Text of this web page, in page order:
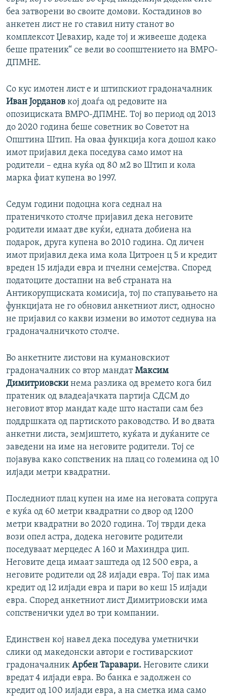
беа затворени во своите домови. Костадинов во
анкетен лист не го ставил ниту станот во
комплексот Џевахир, каде тој и живееше додека
беше пратеник“ се вели во соопштението на ВМРО-
ДПМНЕ.
Со кус имотен лист е и штипскиот градоначалник
Иван Јорданов кој доаѓа од редовите на
опозициската ВМРО-ДПМНЕ. Тој во период од 2013
до 2020 година беше советник во Советот на
Општина Штип. На оваа функција кога дошол како
имот пријавил дека поседува само имот на
родители – една куќа од 80 м2 во Штип и кола
марка фиат купена во 1997.
Седум години подоцна кога седнал на
пратеничкото столче пријавил дека неговите
родители имаат две куќи, едната добиена на
подарок, друга купена во 2010 година. Од личен
имот пријавил дека има кола Цитроен ц 5 и кредит
вреден 15 илјади евра и пчелни семејства. Според
податоците достапни на веб страната на
Антикорупциската комисија, тој по стапувањето на
функцијата не го обновил анкетниот лист, односно
не пријавил со какви измени во имотот седнува на
градоначалничкото столче.
Во анкетните листови на кумановскиот
градоначалник со втор мандатМаксим
Димитриовски нема разлика од времето кога бил
пратеник од владеајачката партија СДСМ до
неговиот втор мандат каде што настапи сам без
поддршката од партиското раководство. И во двата
анкетни листа, земјиштето, куќата и дуќаните се
заведени на име на неговите родители. Тој се
појавува како сопственик на плац со големина од 10
илјади метри квадратни.
Последниот плац купен на име на неговата сопруга
е куќа од 60 метри квадратни со двор од 1200
метри квадратни во 2020 година. Тој тврди дека
вози опел астра, додека неговите родители
поседуваат мерцедес А 160 и Махиндра џип.
Неговите деца имаат заштеда од 12 500 евра, а
неговите родители од 28 илјади евра. Тој пак има
кредит од 12 илјади евра и пари во кеш 15 илјади
евра. Според анкетниот лист Димитриовски има
сопственички удел во три компании.
Единствен кој навел дека поседува уметнички
слики од македонски автори е гостиварскиот
градоначалник Арбен Таравари. Неговите слики
вредат 4 илјади евра. Во банка е задолжен со
кредит од 100 илјади евра, а на сметка има само